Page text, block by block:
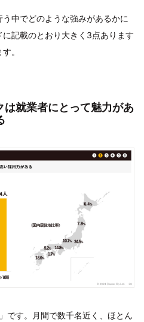
う中でどのような強みがあるかに
記載のとおり大きく3点あります
。
は就業者にとって魅力があ
です。月間で数千名近く、ほとん